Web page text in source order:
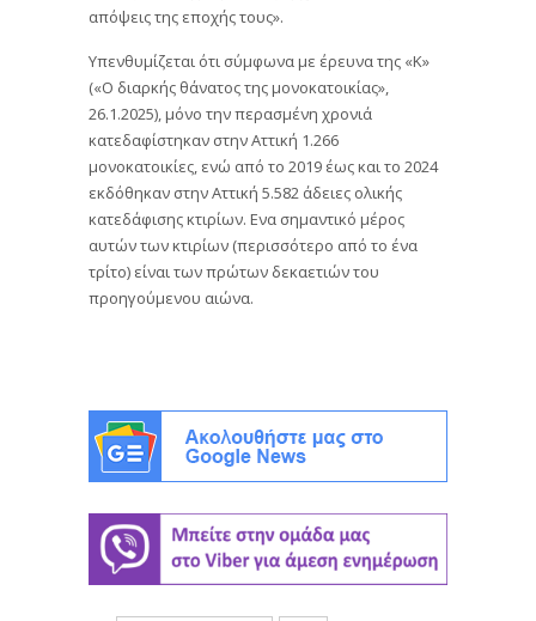
απόψεις της εποχής τους».
Υπενθυμίζεται ότι σύμφωνα με έρευνα της «Κ»
(«Ο διαρκής θάνατος της μονοκατοικίας»,
26.1.2025), μόνο την περασμένη χρονιά
κατεδαφίστηκαν στην Αττική 1.266
μονοκατοικίες, ενώ από το 2019 έως και το 2024
εκδόθηκαν στην Αττική 5.582 άδειες ολικής
κατεδάφισης κτιρίων. Ενα σημαντικό μέρος
αυτών των κτιρίων (περισσότερο από το ένα
τρίτο) είναι των πρώτων δεκαετιών του
προηγούμενου αιώνα.